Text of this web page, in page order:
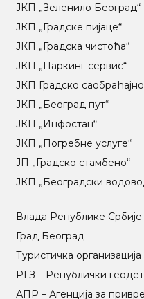
ЈКП „Зеленило Београд“
ЈКП „Градске пијаце“
ЈКП „Градска чистоћа“
ЈКП „Паркинг сервис“
ЈКП Градско
ЈКП „Београд пут“
ЈКП „Инфостан“
ЈКП „Погребне услуге“
ЈП „Градско стамбено“
ЈКП „Београдски
Влада Републике Србије
Град Београд
Туристичка
РГЗ – Републички
АПР – Агенција за